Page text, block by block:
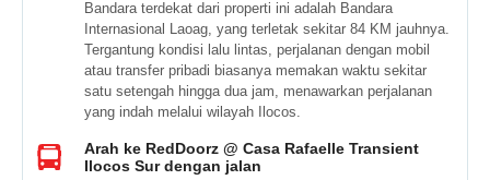
Bandara terdekat dari properti ini adalah Bandara
Internasional Laoag, yang terletak sekitar 84 KM jauhnya.
Tergantung kondisi lalu lintas, perjalanan dengan mobil
atau transfer pribadi biasanya memakan waktu sekitar
satu setengah hingga dua jam, menawarkan perjalanan
yang indah melalui wilayah Ilocos.
Arah ke RedDoorz @ Casa Rafaelle Transient
Ilocos Sur dengan jalan